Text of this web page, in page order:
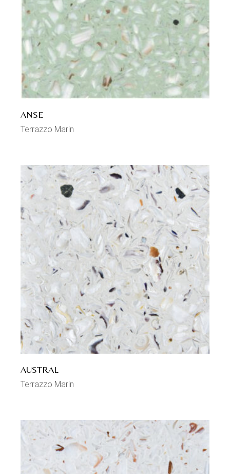
ANSE
Terrazzo Marin
AUSTRAL
Terrazzo Marin